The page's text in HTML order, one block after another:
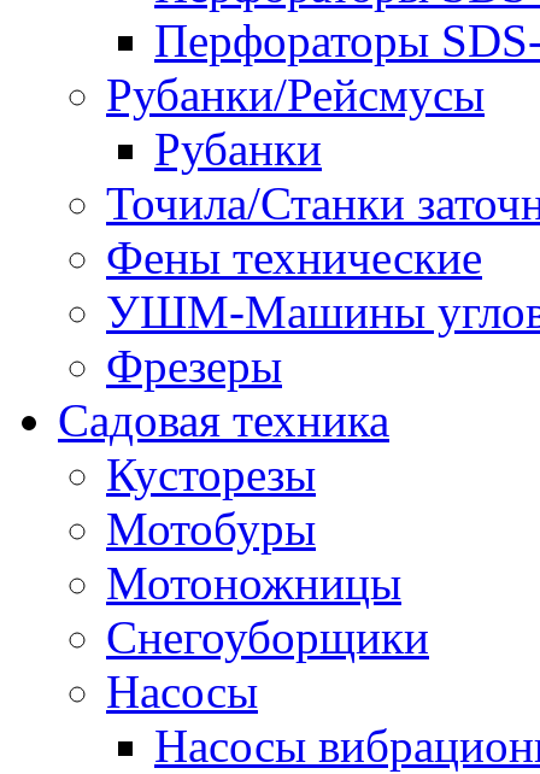
Перфораторы
Рубанки/Рейсмусы
Рубанки
Точила/Станки
Фены технические
УШМ-Машины
Фрезеры
Садовая техника
Кусторезы
Мотобуры
Мотоножницы
Снегоуборщики
Насосы
Насосы